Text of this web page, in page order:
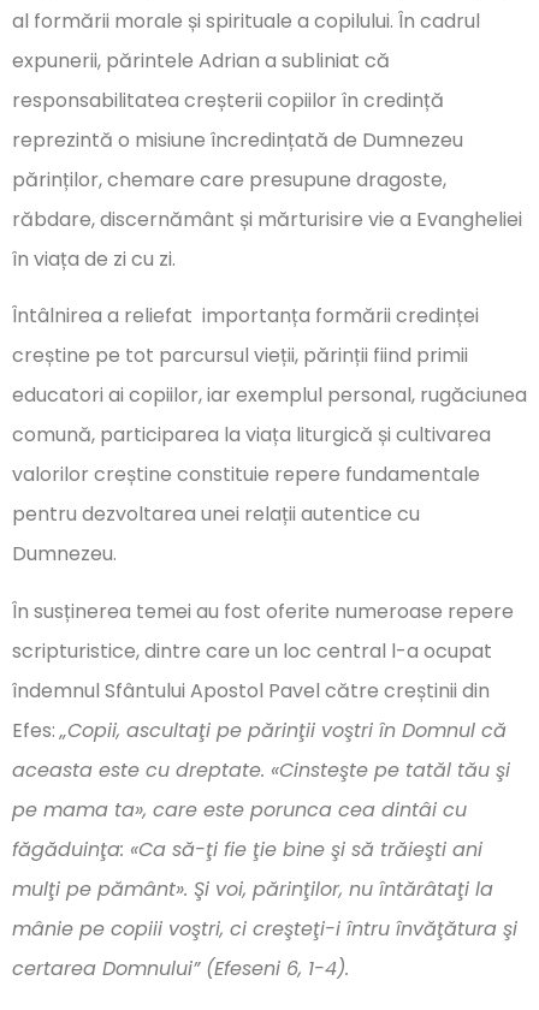
al formării morale și spirituale a copilului. În cadrul
expunerii, părintele Adrian a subliniat că
responsabilitatea creșterii copiilor în credință
reprezintă o misiune încredințată de Dumnezeu
părinților, chemare care presupune dragoste,
răbdare, discernământ și mărturisire vie a Evangheliei
în viața de zi cu zi.
Întâlnirea a reliefat importanța formării credinței
creștine pe tot parcursul vieții, părinții fiind primii
educatori ai copiilor, iar exemplul personal, rugăciunea
comună, participarea la viața liturgică și cultivarea
valorilor creștine constituie repere fundamentale
pentru dezvoltarea unei relații autentice cu
Dumnezeu.
În susținerea temei au fost oferite numeroase repere
scripturistice, dintre care un loc central l-a ocupat
îndemnul Sfântului Apostol Pavel către creștinii din
Efes:„Copii, ascultaţi pe părinţii voştri în Domnul că
aceasta este cu dreptate. «Cinsteşte pe tatăl tău şi
pe mama ta», care este porunca cea dintâi cu
făgăduinţa: «Ca să-ţi fie ţie bine şi să trăieşti ani
mulţi pe pământ». Şi voi, părinţilor, nu întărâtaţi la
mânie pe copiii voştri, ci creşteţi-i întru învăţătura şi
certarea Domnului” (Efeseni 6, 1-4).